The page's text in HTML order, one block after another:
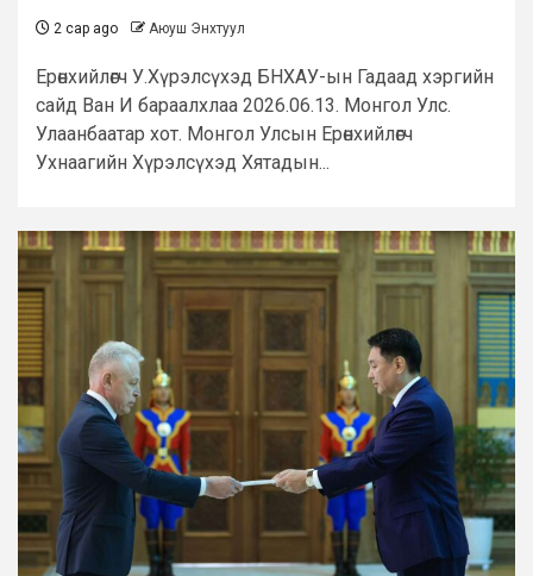
2 сар ago Аюуш Энхтуул
Ерөнхийлөгч У.Хүрэлсүхэд БНХАУ-ын Гадаад хэргийн
сайд Ван И бараалхлаа 2026.06.13. Монгол Улс.
Улаанбаатар хот. Монгол Улсын Ерөнхийлөгч
Ухнаагийн Хүрэлсүхэд Хятадын...